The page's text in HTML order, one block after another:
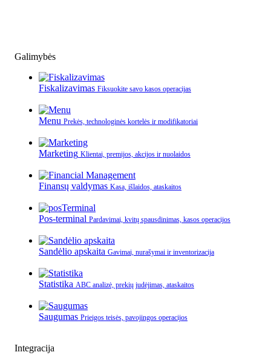
Galimybės
Fiskalizavimas Fiksuokite savo kasos operacijas
Menu Prekės, technologinės kortelės ir modifikatoriai
Marketing Klientai, premijos, akcijos ir nuolaidos
Finansų valdymas Kasa, išlaidos, ataskaitos
Pos-terminal Pardavimai, kvitų spausdinimas, kasos operacijos
Sandėlio apskaita Gavimai, nurašymai ir inventorizacija
Statistika ABC analizė, prekių judėjimas, ataskaitos
Saugumas Prieigos teisės, pavojingos operacijos
Integracija